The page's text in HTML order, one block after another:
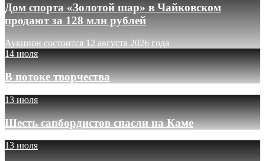
Дом спорта «Золотой шар» в Чайковском
продают за 128 млн рублей
Аукцион состоится 12 августа 2026 года
14 июля
В потоке творчества
13 июля
Шесть сапбордистов спасли на Каме
13 июля